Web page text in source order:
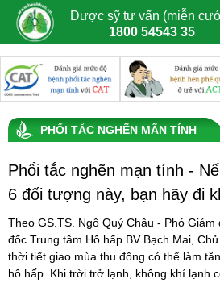
Dược sỹ tư vấn (miễn
1800 54543 35
PHỔI TẮC NGHẼN MÃN TÍNH
Phổi tắc nghẽn mạn tính -
6 đối tượng này, bạn hãy đi
Theo GS.TS. Ngô Quý Châu - Phó Giám
đốc Trung tâm Hô hấp BV Bạch Mai,
thời tiết giao mùa thu đông có thể làm
hô hấp. Khi trời trở lạnh, không khí lạnh